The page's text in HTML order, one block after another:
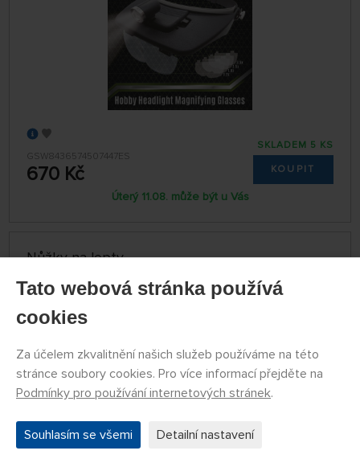
GSW8436574507447ES
670 Kč
SKLADEM 5 KS
KOUPIT
Úterý 11.08. může být u Vás
Nůžky na lepty
Tato webová stránka používá
cookies
Za účelem zkvalitnění našich služeb používáme na této
stránce soubory cookies. Pro více informací přejděte na
Podmínky pro používání internetových stránek.
Souhlasím se všemi Detailní nastavení